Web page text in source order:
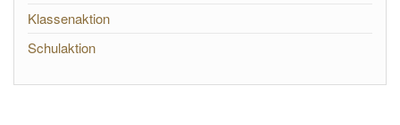
Klassenaktion
Schulaktion